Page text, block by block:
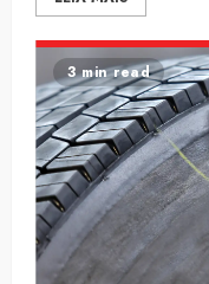
3 min read